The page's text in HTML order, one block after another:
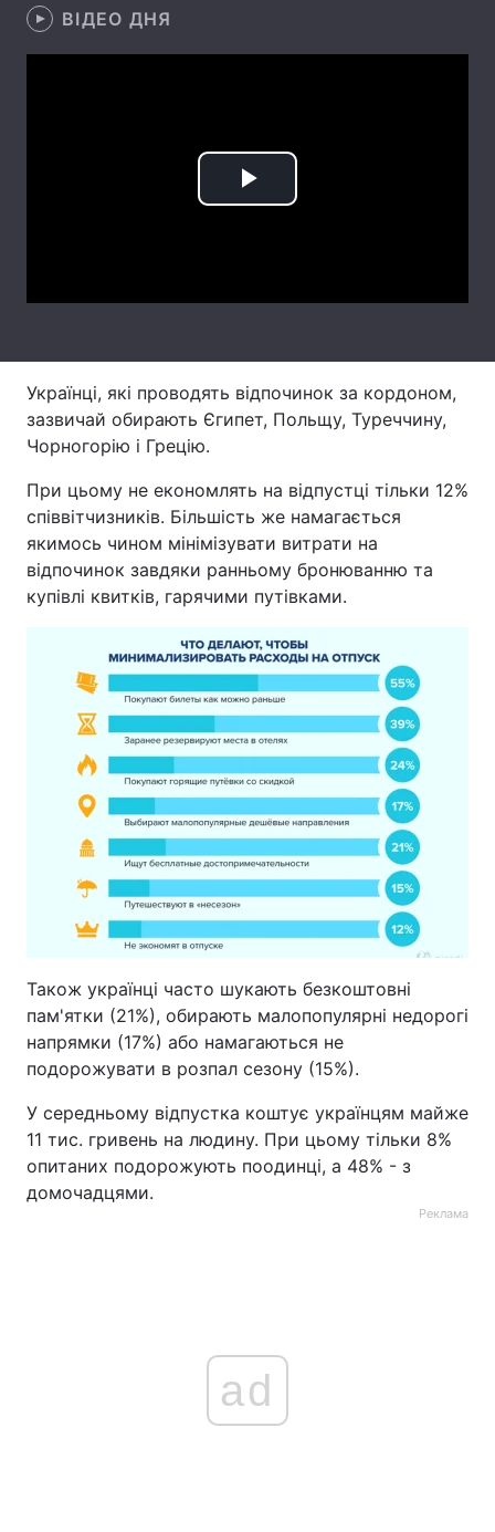
Здоров'я
Контакти
Тема оформлення
ВІДЕО ДНЯ
Play
Українці, які проводять відпочинок за кордоном,
зазвичай обирають Єгипет, Польщу, Туреччину,
Чорногорію і Грецію.
При цьому не економлять на відпустці тільки 12%
співвітчизників. Більшість же намагається
якимось чином мінімізувати витрати на
відпочинок завдяки ранньому бронюванню та
купівлі квитків, гарячими путівками.
Також українці часто шукають безкоштовні
пам'ятки (21%), обирають малопопулярні недорогі
напрямки (17%) або намагаються не
подорожувати в розпал сезону (15%).
У середньому відпустка коштує українцям майже
11 тис. гривень на людину. При цьому тільки 8%
опитаних подорожують поодинці, а 48% - з
домочадцями.
Реклама
ad